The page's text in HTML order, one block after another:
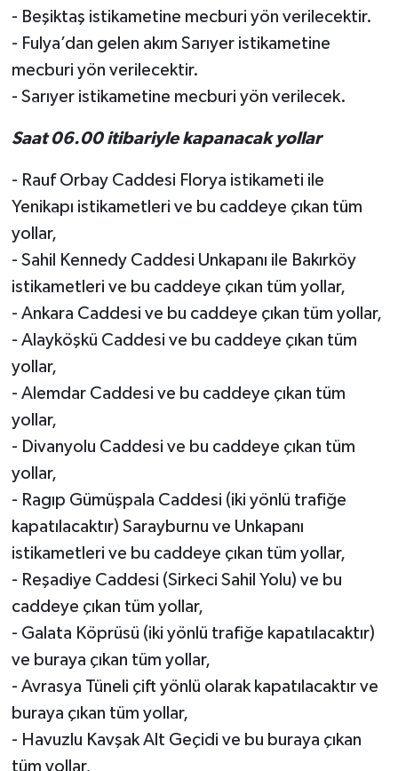
- Beşiktaş istikametine mecburi yön verilecektir.
- Fulya’dan gelen akım Sarıyer istikametine
mecburi yön verilecektir.
- Sarıyer istikametine mecburi yön verilecek.
Saat 06.00 itibariyle kapanacak yollar
- Rauf Orbay Caddesi Florya istikameti ile
Yenikapı istikametleri ve bu caddeye çıkan tüm
yollar,
- Sahil Kennedy Caddesi Unkapanı ile Bakırköy
istikametleri ve bu caddeye çıkan tüm yollar,
- Ankara Caddesi ve bu caddeye çıkan tüm yollar,
- Alayköşkü Caddesi ve bu caddeye çıkan tüm
yollar,
- Alemdar Caddesi ve bu caddeye çıkan tüm
yollar,
- Divanyolu Caddesi ve bu caddeye çıkan tüm
yollar,
- Ragıp Gümüşpala Caddesi (iki yönlü trafiğe
kapatılacaktır) Sarayburnu ve Unkapanı
istikametleri ve bu caddeye çıkan tüm yollar,
- Reşadiye Caddesi (Sirkeci Sahil Yolu) ve bu
caddeye çıkan tüm yollar,
- Galata Köprüsü (iki yönlü trafiğe kapatılacaktır)
ve buraya çıkan tüm yollar,
- Avrasya Tüneli çift yönlü olarak kapatılacaktır ve
buraya çıkan tüm yollar,
- Havuzlu Kavşak Alt Geçidi ve bu buraya çıkan
tüm yollar,